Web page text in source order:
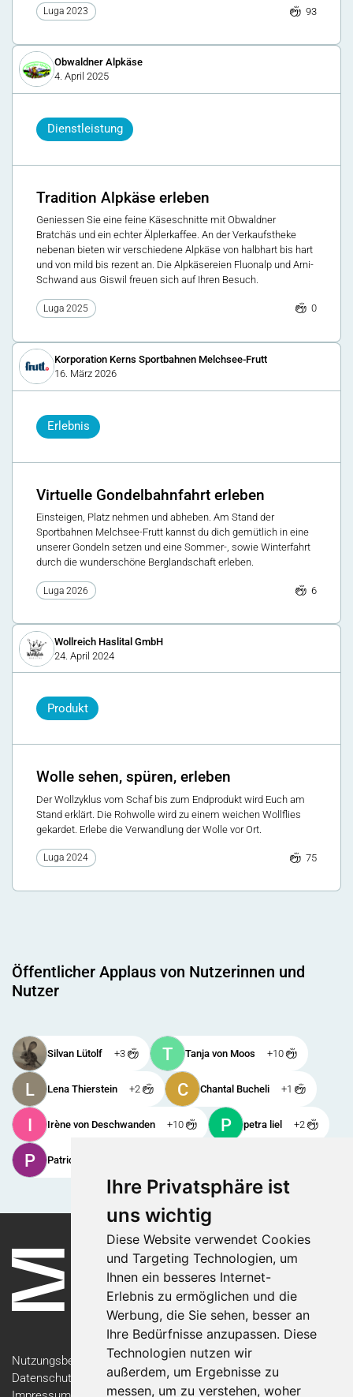
Ihre Privatsphäre ist
uns wichtig
Diese Website verwendet Cookies
und Targeting Technologien, um
Ihnen ein besseres Internet-
Erlebnis zu ermöglichen und die
Werbung, die Sie sehen, besser an
Ihre Bedürfnisse anzupassen. Diese
Technologien nutzen wir
außerdem, um Ergebnisse zu
messen, um zu verstehen, woher
Luga 2023 93
Obwaldner Alpkäse
4. April 2025
Dienstleistung
Tradition Alpkäse erleben
Geniessen Sie eine feine Käseschnitte mit Obwaldner
Bratchäs und ein echter Älplerkaffee. An der Verkaufstheke
nebenan bieten wir verschiedene Alpkäse von halbhart bis hart
und von mild bis rezent an. Die Alpkäsereien Fluonalp und Arni-
Schwand aus Giswil freuen sich auf Ihren Besuch.
Luga 2025 0
Korporation Kerns Sportbahnen Melchsee-Frutt
16. März 2026
Erlebnis
Virtuelle Gondelbahnfahrt erleben
Einsteigen, Platz nehmen und abheben. Am Stand der
Sportbahnen Melchsee-Frutt kannst du dich gemütlich in eine
unserer Gondeln setzen und eine Sommer-, sowie Winterfahrt
durch die wunderschöne Berglandschaft erleben.
Luga 2026 6
Wollreich Haslital GmbH
24. April 2024
Produkt
Wolle sehen, spüren, erleben
Der Wollzyklus vom Schaf bis zum Endprodukt wird Euch am
Stand erklärt. Die Rohwolle wird zu einem weichen Wollflies
gekardet. Erlebe die Verwandlung der Wolle vor Ort.
Luga 2024 75
Öffentlicher Applaus von Nutzerinnen und
Nutzer
Silvan Lütolf +3 T Tanja von Moos +10
L Lena Thierstein +2 C Chantal Bucheli +1
I Irène von Deschwanden +10 P petra liel +2
P Patrick Sandmeier
Nutzungsbedingungen
Datenschutzerklärung